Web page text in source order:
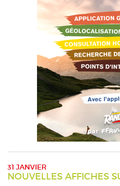
31 JANVIER
NOUVELLES AFFICHES